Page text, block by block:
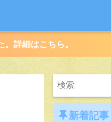
詳細はこちら。
新着記事